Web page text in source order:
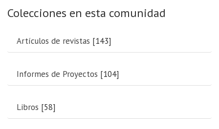
Colecciones en esta comunidad
Artículos de revistas [143]
Informes de Proyectos [104]
Libros [58]